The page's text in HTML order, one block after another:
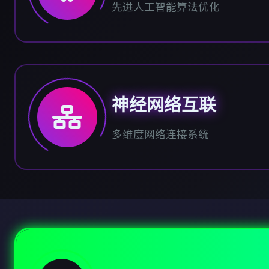
先进人工智能算法优化
神经网络互联
多维度网络连接系统